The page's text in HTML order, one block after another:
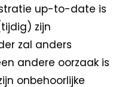
up-to-date is
zijn
zal anders
andere oorzaak is
onbehoorlijke